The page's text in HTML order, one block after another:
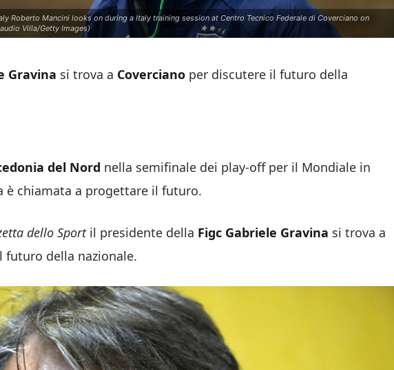
Roberto Mancini looks on during a Italy training session at Centro Tecnico Federale di Coverciano on
Villa/Getty Images)
Gravina si trova a Coverciano per discutere il futuro della
del Nord nella semifinale dei play-off per il Mondiale in
è chiamata a progettare il futuro.
dello Sportil presidente della Figc Gabriele Gravina si trova a
futuro della nazionale.